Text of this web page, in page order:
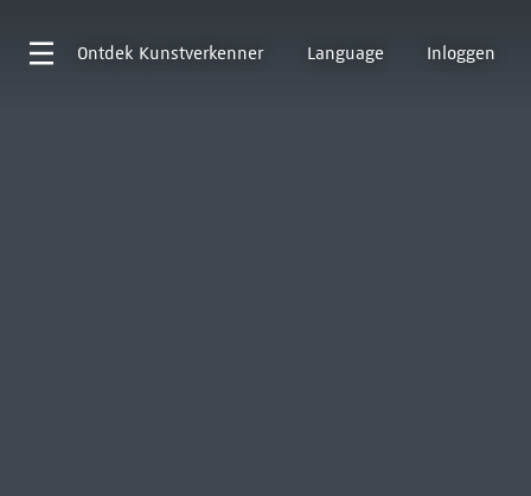
Ontdek Kunstverkenner Language Inloggen